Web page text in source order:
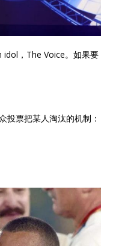
idol，The Voice。如果要
投票把某人淘汰的机制：